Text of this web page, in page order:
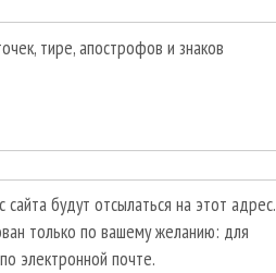
тире, апострофов и знаков
будут отсылаться на этот адрес.
только по вашему желанию: для
электронной почте.